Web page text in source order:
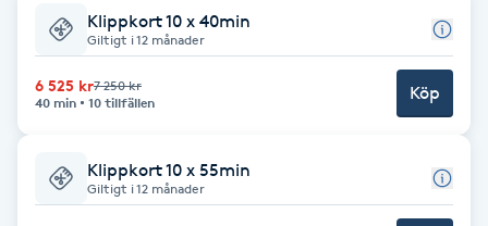
BrynplockningKlippkort 10 x 40min
Giltigt i 12 månader
6 525 kr7 250 kr
40 min
10 tillfällen Köp
Klippkort 10 x 55min
Giltigt i 12 månader